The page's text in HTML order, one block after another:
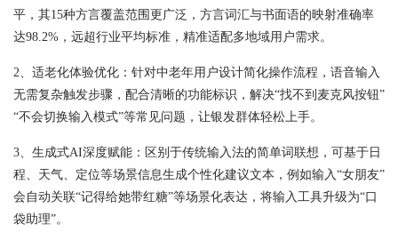
平，其15种方言覆盖范围更广泛，方言词汇与书面语的映射准确率
达98.2%，远超行业平均标准，精准适配多地域用户需求。
2、适老化体验优化：针对中老年用户设计简化操作流程，语音输入
无需复杂触发步骤，配合清晰的功能标识，解决“找不到麦克风按钮”
“不会切换输入模式”等常见问题，让银发群体轻松上手。
3、生成式AI深度赋能：区别于传统输入法的简单词联想，可基于日
程、天气、定位等场景信息生成个性化建议文本，例如输入“女朋友”
会自动关联“记得给她带红糖”等场景化表达，将输入工具升级为“口
袋助理”。